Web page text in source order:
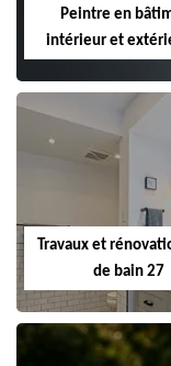
Peintre en
intérieur et
Travaux et
de bain 27